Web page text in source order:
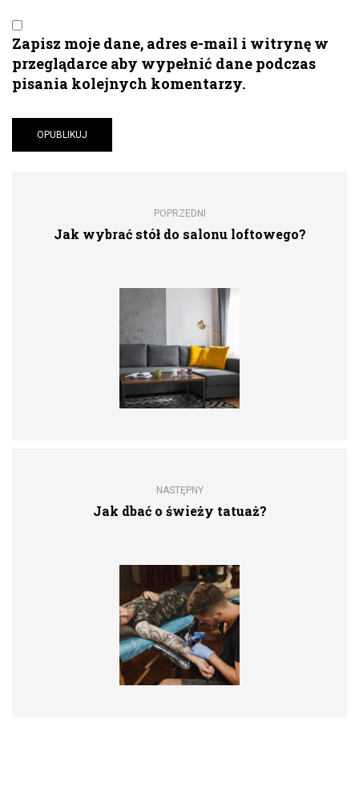
Zapisz moje dane, adres e-mail i witrynę w
przeglądarce aby wypełnić dane podczas
pisania kolejnych komentarzy.
POPRZEDNI
Jak wybrać stół do salonu loftowego?
NASTĘPNY
Jak dbać o świeży tatuaż?